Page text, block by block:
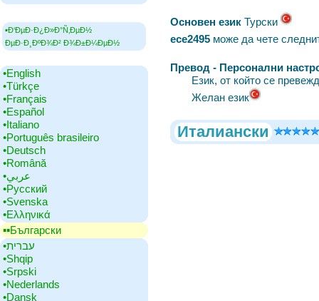
▪Ð‘ÐµÐ·Ð¿Ð»Ð°Ñ‚ÐµÐ½
ÐµÐ·Ð¸ÐºÐ¾Ð² Ð¾Ð±Ð¼ÐµÐ½
•‎English
•‎Türkçe
•‎Français
•‎Español
•‎Italiano
•‎Português brasileiro
•‎Deutsch
•‎Română
•‎عربي
•‎Русский
•‎Svenska
•‎Ελληνικά
▪▪‎Български
•‎עברית
•‎Shqip
•‎Srpski
•‎Nederlands
•‎Dansk
Основен език ‎Турски
ece2495 може да чете
Превод - Персонални
Език, от който се
Желан език
Италиански